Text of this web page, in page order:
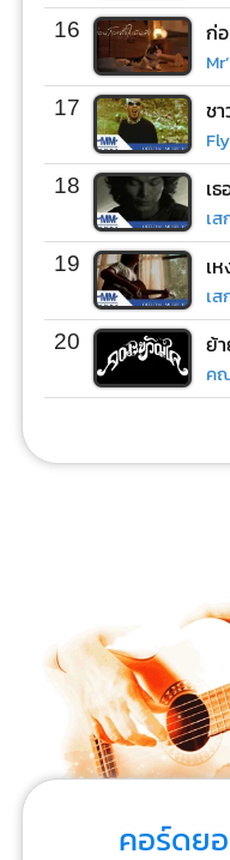
16
17 ช
Fly
18 เ
เส
19 เ
เส
20 ย้
ค
คอร์ดย